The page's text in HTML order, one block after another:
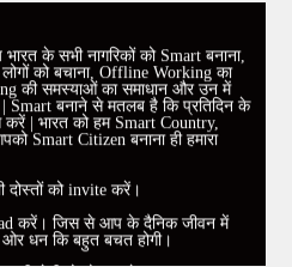
को बचाना, Offline Working का
की समस्याओं का समाधान और उन में
Smart बनाने से मतलब है कि प्रतिदिन के
करें | भारत को हम Smart Country,
Smart Citizen बनाना ही हमारा
को invite करें।
करें। जिस से आप के दैनिक जीवन में
धन कि बहुत बचत होगी।
लेनी हो तो कम से कम एक बार